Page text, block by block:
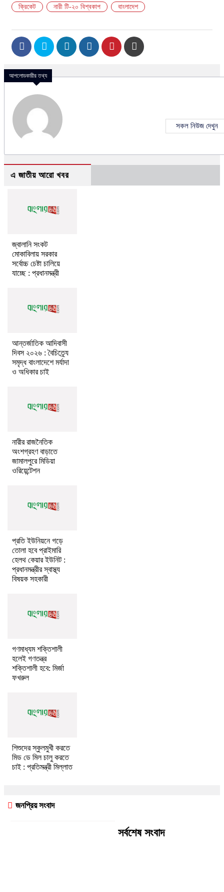
ক্রিকেট নারী টি-২০ বিশ্বকাপ বাংলাদেশ
আপলোডকারীর তথ্য
সকল নিউজ দেখুন
এ জাতীয় আরো খবর
জ্বালানি সংকট
মোকাবিলায় সরকার
সর্বোচ্চ চেষ্টা চালিয়ে
যাচ্ছে : প্রধানমন্ত্রী
আন্তর্জাতিক আদিবাসী
দিবস ২০২৬ : বৈচিত্র্যে
সমৃদ্ধ বাংলাদেশে মর্যাদা
ও অধিকার চাই
নারীর রাজনৈতিক
অংশগ্রহণ বাড়াতে
জামালপুরে মিডিয়া
ওরিয়েন্টেশন
প্রতি ইউনিয়নে গড়ে
তোলা হবে প্রাইমারি
হেলথ কেয়ার ইউনিট :
প্রধানমন্ত্রীর স্বাস্থ্য
বিষয়ক সহকারী
গণমাধ্যম শক্তিশালী
হলেই গণতন্ত্র
শক্তিশালী হবে: মির্জা
ফখরুল
শিশুদের স্কুলমুখী করতে
মিড ডে মিল চালু করতে
চাই : প্রতিমন্ত্রী মিল্লাত
জনপ্রিয় সংবাদ
সর্বশেষ সংবাদ